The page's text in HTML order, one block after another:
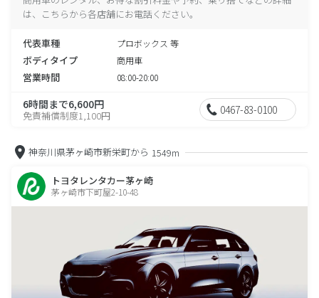
は、こちらから各店舗にお電話ください。
代表車種 プロボックス 等
ボディタイプ 商用車
営業時間 08:00-20:00
6時間まで6,600円
免責補償制度1,100円 0467-83-0100
神奈川県茅ヶ崎市新栄町から 1549m
トヨタレンタカー茅ヶ崎
茅ヶ崎市下町屋2-10-48